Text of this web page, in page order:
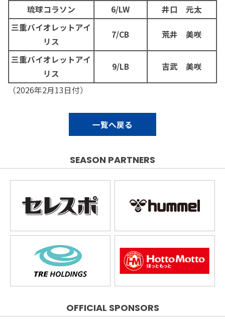
琉球コラソン
6/LW
井口 元太
三重バイオレットアイ
リス
7/CB 荒井 美咲
三重バイオレットアイ
リス
9/LB 吉武 美咲
（2026年2月13日付）
一覧へ戻る
SEASON PARTNERS
OFFICIAL SPONSORS